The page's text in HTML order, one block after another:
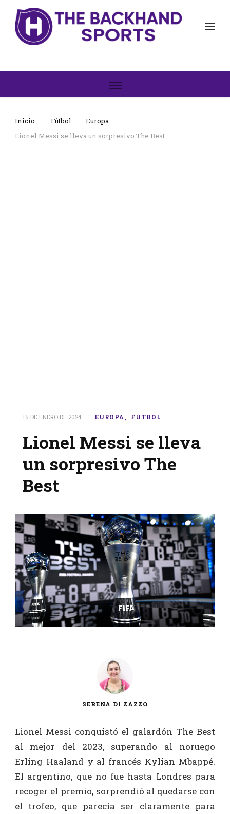
Inicio Fútbol
Europa
Lionel Messi se lleva un sorpresivo The Best
15 DE ENERO DE 2024 EUROPA FÚTBOL
Lionel Messi se lleva
un sorpresivo The
Best
SERENA DI ZAZZO
Lionel Messi conquistó el galardón The Best
al mejor del 2023, superando al noruego
Erling Haaland y al francés Kylian Mbappé.
El argentino, que no fue hasta Londres para
recoger el premio, sorprendió al quedarse con
el trofeo, que parecía ser claramente para